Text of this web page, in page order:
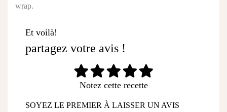
wrap.
Et voilà!
partagez votre avis !
Notez cette recette
SOYEZ LE PREMIER À LAISSER UN AVIS